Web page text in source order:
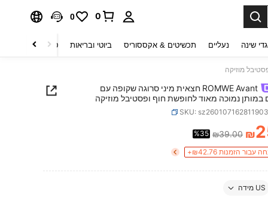
0
0
שינה נעליים תכשיטים & אקססוריס ביוטי ובריאות טקסטיל לבית
ROMWE Avant חצאית מיני סרוגה שקופה עם
במותן נמוכה מאוד לחופשת חוף ופסטיבל מוזיקה
SKU:
PRICE AND ₪
₪39.00
%35
US מידה